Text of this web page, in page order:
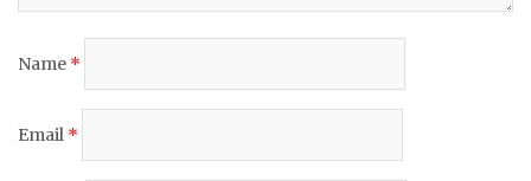
Name *
Email *